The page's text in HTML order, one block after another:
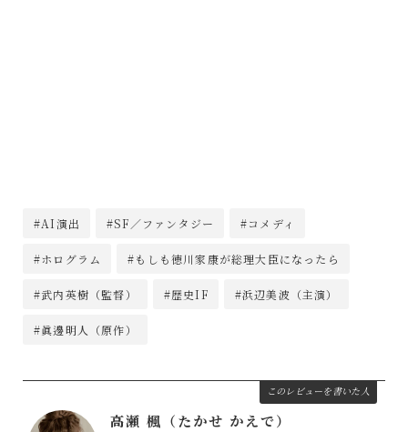
#AI演出 #SF／ファンタジー #コメディ
#ホログラム #もしも徳川家康が総理大臣になったら
#武内英樹（監督） #歴史IF #浜辺美波（主演）
#眞邊明人（原作）
このレビューを書いた人
高瀬 楓（たかせ かえで）